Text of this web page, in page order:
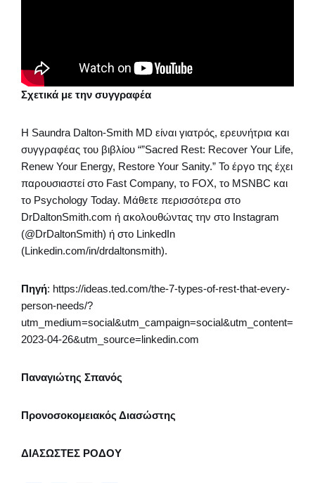
Σχετικά με την συγγραφέα
Η Saundra Dalton-Smith MD είναι γιατρός, ερευνήτρια και
συγγραφέας του βιβλίου “”Sacred Rest: Recover Your Life,
Renew Your Energy, Restore Your Sanity.” Το έργο της έχει
παρουσιαστεί στο Fast Company, το FOX, το MSNBC και
το Psychology Today. Μάθετε περισσότερα στο
DrDaltonSmith.com ή ακολουθώντας την στο Instagram
(@DrDaltonSmith) ή στο LinkedIn
(Linkedin.com/in/drdaltonsmith).
Πηγή: https://ideas.ted.com/the-7-types-of-rest-that-every-
person-needs/?
utm_medium=social&utm_campaign=social&utm_content=
2023-04-26&utm_source=linkedin.com
Παναγιώτης Σπανός
Προνοσοκομειακός Διασώστης
ΔΙΑΣΩΣΤΕΣ ΡΟΔΟΥ